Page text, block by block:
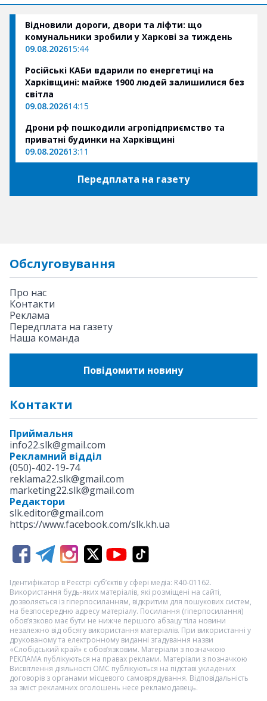
Відновили дороги, двори та ліфти: що
комунальники зробили у Харкові за тиждень
09.08.202615:44
Російські КАБи вдарили по енергетиці на
Харківщині: майже 1900 людей залишилися без
світла
09.08.202614:15
Дрони рф пошкодили агропідприємство та
приватні будинки на Харківщині
09.08.202613:11
Передплата на газету
Обслуговування
Про нас
Контакти
Реклама
Передплата на газету
Наша команда
Повідомити новину
Контакти
Приймальня
info22.slk@gmail.com
Рекламний відділ
(050)-402-19-74
reklama22.slk@gmail.com
marketing22.slk@gmail.com
Редактори
slk.editor@gmail.com
https://www.facebook.com/slk.kh.ua
Ідентифікатор в Реєстрі суб’єктів у сфері медіа: R40-01162.
Використання будь-яких матеріалів, які розміщені на сайті,
дозволяється із гіперпосиланням, відкритим для пошукових систем,
на безпосередню адресу матеріалу. Посилання (гіперпосилання)
обов’язково має бути не нижче першого абзацу тіла новини
незалежно від обсягу використання матеріалів. При використанні у
друкованому та електронному виданні згадування назви
«Слобідський край» є обов’язковим. Матеріали з позначкою
РЕКЛАМА публікуються на правах реклами. Матеріали з позначкою
Висвітлення діяльності ОМС публікуються на підставі укладених
договорів з органами місцевого самоврядування. Відповідальність
за зміст рекламних оголошень несе рекламодавець.